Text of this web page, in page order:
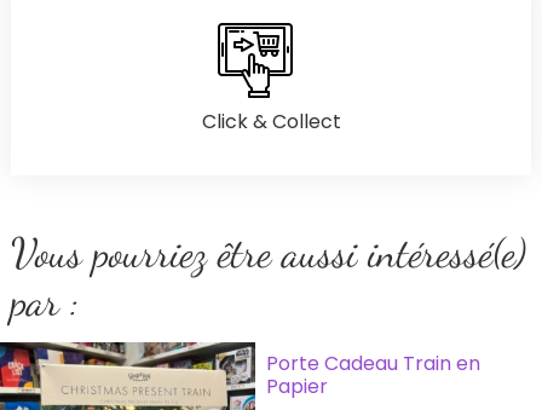
Click & Collect
Vous pourriez être aussi intéressé(e)
par :
Porte Cadeau Train en
Papier